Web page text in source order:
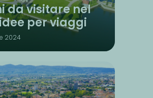
da visitare nel
per viaggi
2024